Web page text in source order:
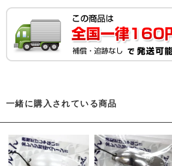
一緒に購入されている商品